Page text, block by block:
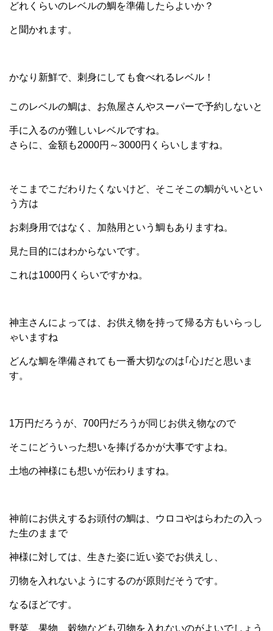
どれくらいのレベルの鯛を準備したらよいか？
と聞かれます。
かなり新鮮で、刺身にしても食べれるレベル！
このレベルの鯛は、お魚屋さんやスーパーで予約しないと
手に入るのが難しいレベルですね。
さらに、金額も2000円～3000円くらいしますね。
そこまでこだわりたくないけど、そこそこの鯛がいいとい
う方は
お刺身用ではなく、加熱用という鯛もありますね。
見た目的にはわからないです。
これは1000円くらいですかね。
神主さんによっては、お供え物を持って帰る方もいらっし
ゃいますね
どんな鯛を準備されても一番大切なのは｢心｣だと思いま
す。
1万円だろうが、700円だろうが同じお供え物なので
そこにどういった想いを捧げるかが大事ですよね。
土地の神様にも想いが伝わりますね。
神前にお供えするお頭付の鯛は、ウロコやはらわたの入っ
た生のままで
神様に対しては、生きた姿に近い姿でお供えし、
刃物を入れないようにするのが原則だそうです。
なるほどです。
野菜、果物、穀物なども刃物を入れないのがよいでしょう